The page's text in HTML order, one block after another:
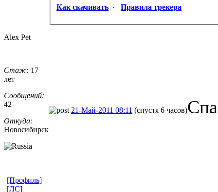
Как скачивать · Правила трекера
Alex Pet
Стаж: 17
лет
Сообщений:
42
Откуда:
Новосибирск
21-Май-2011 08:11 (спустя 6 часов)
[Профиль]
[ЛС]